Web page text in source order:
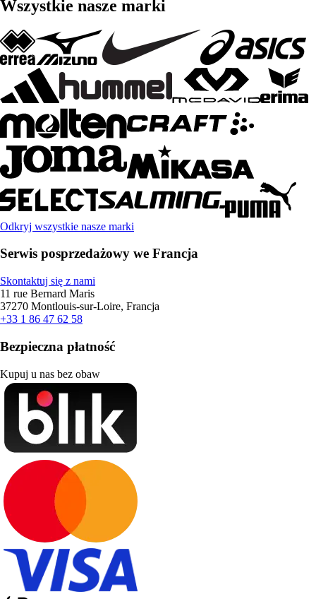
Wszystkie nasze marki
Odkryj wszystkie nasze marki
Serwis posprzedażowy we Francja
Skontaktuj się z nami
11 rue Bernard Maris
37270 Montlouis-sur-Loire, Francja
+33 1 86 47 62 58
Bezpieczna płatność
Kupuj u nas bez obaw